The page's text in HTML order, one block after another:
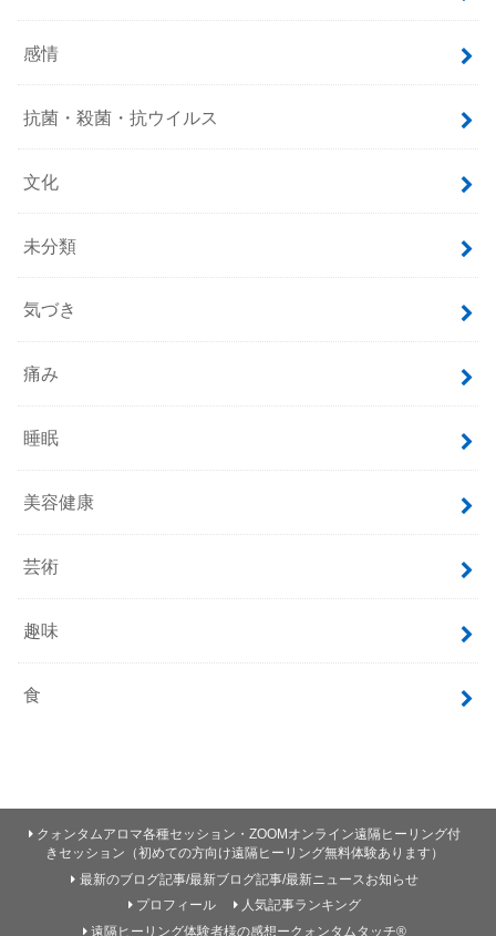
感情
抗菌・殺菌・抗ウイルス
文化
未分類
気づき
痛み
睡眠
美容健康
芸術
趣味
食
クォンタムアロマ各種セッション・ZOOMオンライン遠隔ヒーリング付
きセッション（初めての方向け遠隔ヒーリング無料体験あります）
最新のブログ記事/最新ブログ記事/最新ニュースお知らせ
プロフィール
人気記事ランキング
遠隔ヒーリング体験者様の感想ークォンタムタッチ®